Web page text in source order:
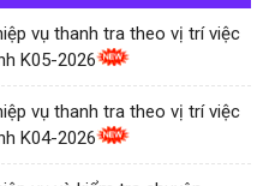
vụ thanh tra theo vị trí việc
K05-2026
vụ thanh tra theo vị trí việc
K04-2026